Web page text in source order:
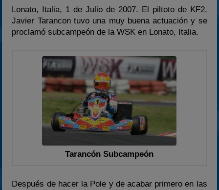
2022
2023
2024
Estadísticas
Preguntas Frecuentes
Lonato, Italia, 1 de Julio de 2007. El piltoto de KF2,
Javier Tarancon tuvo una muy buena actuación y se
proclamó subcampeón de la WSK en Lonato, Italia.
Tarancón Subcampeón
Después de hacer la Pole y de acabar primero en las